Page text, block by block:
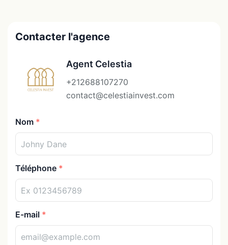
Contacter l'agence
Agent Celestia
+212688107270
contact@celestiainvest.com
Nom
Téléphone
E-mail